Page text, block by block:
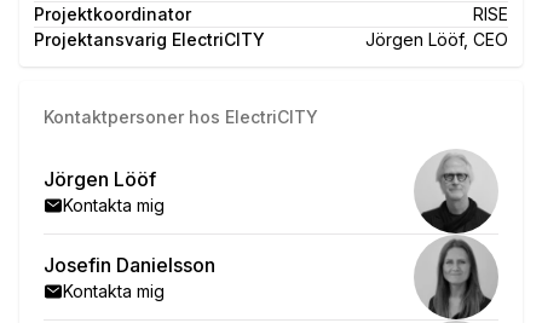
Projektkoordinator
RISE
Projektansvarig ElectriCITY
Jörgen Lööf, CEO
Kontaktpersoner hos ElectriCITY
Jörgen Lööf
Kontakta mig
Josefin Danielsson
Kontakta mig